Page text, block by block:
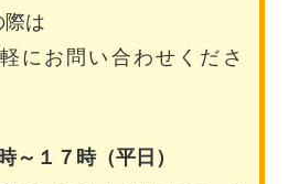
際は
にお問い合わせくださ
～１７時（平日）